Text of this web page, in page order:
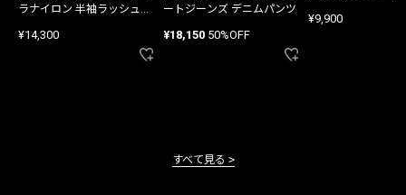
ラナイロン 半袖ラッシュガ
¥14,300
ートジーンズ デニムパンツ
¥18,150 50%OFF
¥9,900
すべて見る